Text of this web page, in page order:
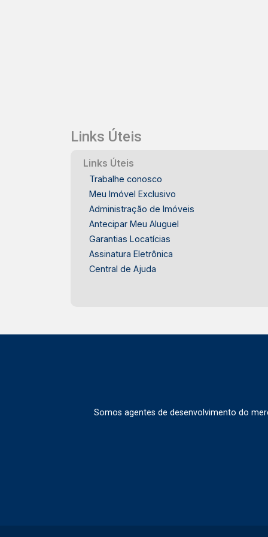
Links Úteis
Links Úteis
Trabalhe conosco
Meu Imóvel Exclusivo
Administração de Imóveis
Antecipar Meu Aluguel
Garantias Locatícias
Assinatura Eletrônica
Central de Ajuda
Somos agentes de desenvolvimento do